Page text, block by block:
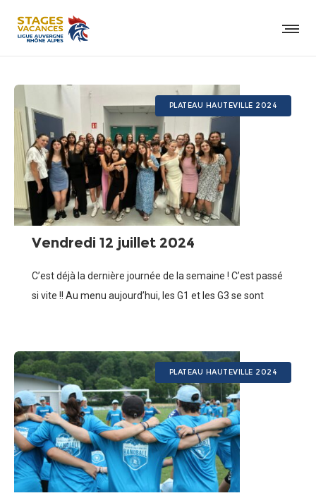
PLATEAU HAUTEVILLE 2024
Vendredi 12 juillet 2024
C’est déjà la dernière journée de la semaine ! C’est passé
si vite !! Au menu aujourd’hui, les G1 et les G3 se sont
PLATEAU HAUTEVILLE 2024